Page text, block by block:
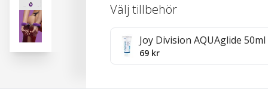
Välj tillbehör
Joy Division AQUAglide
69 kr